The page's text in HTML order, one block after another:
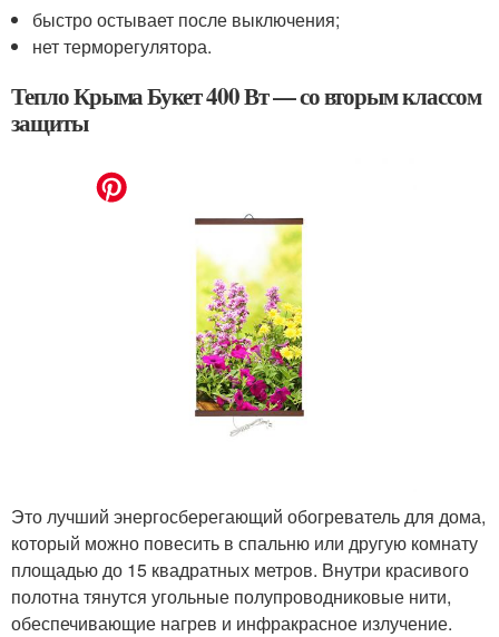
быстро остывает после выключения;
нет терморегулятора.
Тепло Крыма Букет 400 Вт — со вторым классом
защиты
Это лучший энергосберегающий обогреватель для дома,
который можно повесить в спальню или другую комнату
площадью до 15 квадратных метров. Внутри красивого
полотна тянутся угольные полупроводниковые нити,
обеспечивающие нагрев и инфракрасное излучение.